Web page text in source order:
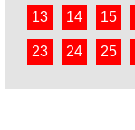
13 14 15
23 24 25